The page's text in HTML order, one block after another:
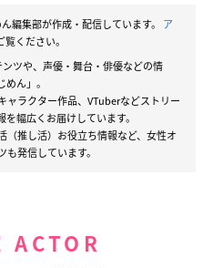
編集部が作成・配信しています。 ア
ください。
ツや、声優・舞台・俳優などの情
ん」。
ャラクター作品、VTuberなどストリー
幅広くお届けしています。
（推し活）お役立ち情報など、女性オ
発信しています。
ACTOR